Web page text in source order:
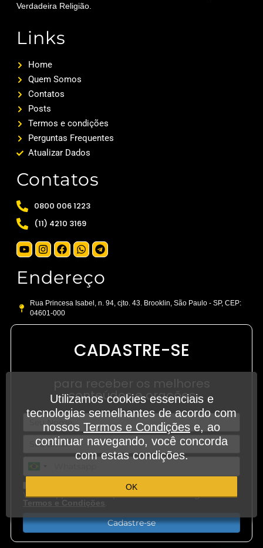
Verdadeira Religião.
Links
Home
Quem Somos
Contatos
Posts
Termos e condições
Perguntas Frequentes
Atualizar Dados
Contatos
0800 006 1223
(11) 4210 3169
Endereço
Rua Princesa Isabel, n. 94, cjto. 43. Brooklin, São Paulo - SP, CEP:
04601-000
CADASTRE-SE
para receber os melhores
conteúdos e orações
Aceito receber outros conteúdos em meu
WhatsApp e demais aplicativos de mensagem.
Termos e Condições.
Cadastre-se
Utilizamos cookies essenciais e
tecnologias semelhantes de acordo com
nossos Termos e Condições e, ao
continuar navegando, você concorda
com estas condições.
OK